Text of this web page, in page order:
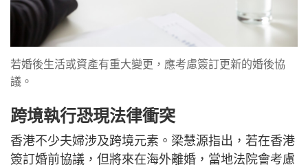
若婚後生活或資產有重大變更，應考慮簽訂更新的婚後協
議。
跨境執行恐現法律衝突
香港不少夫婦涉及跨境元素。梁慧源指出，若在香港
簽訂婚前協議，但將來在海外離婚，當地法院會考慮